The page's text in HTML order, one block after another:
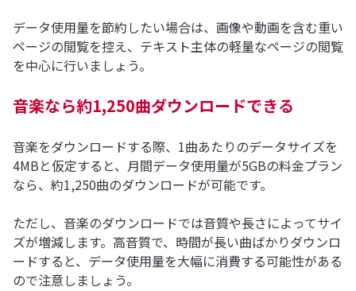
データ使用量を節約したい場合は、画像や動画を含む重い
ページの閲覧を控え、テキスト主体の軽量なページの閲覧
を中心に行いましょう。
音楽なら約1,250曲ダウンロードできる
音楽をダウンロードする際、1曲あたりのデータサイズを
4MBと仮定すると、月間データ使用量が5GBの料金プラン
なら、約1,250曲のダウンロードが可能です。
ただし、音楽のダウンロードでは音質や長さによってサイ
ズが増減します。高音質で、時間が長い曲ばかりダウンロ
ードすると、データ使用量を大幅に消費する可能性がある
ので注意しましょう。